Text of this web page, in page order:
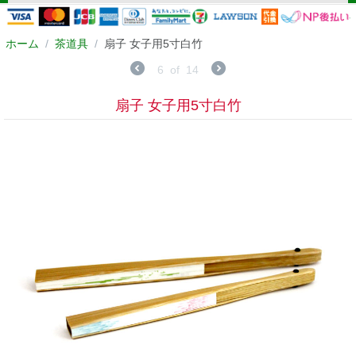
ホーム / 茶道具 / 扇子 女子用5寸白竹
6 of 14
扇子 女子用5寸白竹